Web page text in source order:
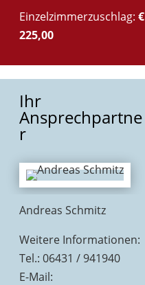
Einzelzimmerzuschlag: €
225,00
Ihr
Ansprechpartne
r
Andreas Schmitz
Weitere Informationen:
Tel.: 06431 / 941940
E-Mail: